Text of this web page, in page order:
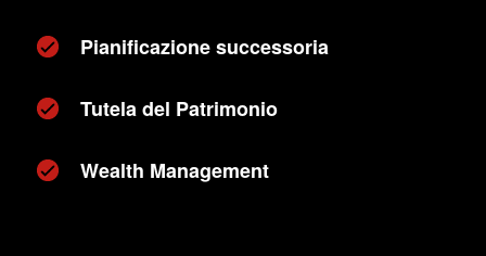
Pianificazione successoria
Tutela del Patrimonio
Wealth Management